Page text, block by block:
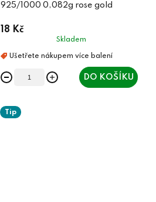
925/1000 0,082g rose gold
18 Kč
Skladem
DO KOŠÍKU
Tip